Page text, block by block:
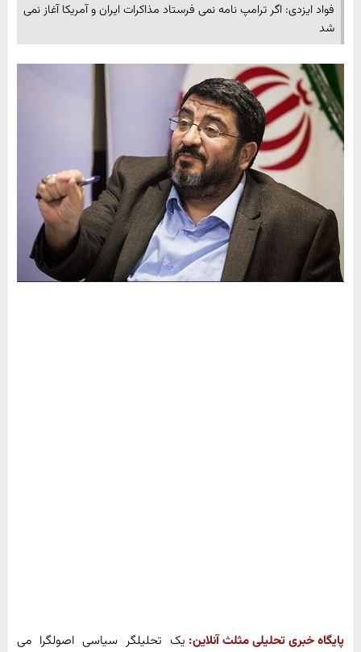
فواد ایزدی: اگر ترامپ نامه نمی فرستاد مذاکرات ایران و آمریکا آغاز نمی
شد
پایگاه خبری تحلیلی مثلث آنلاین: یک تحلیلگر سیاسی اصولگرا می